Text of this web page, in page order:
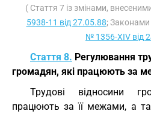
( Стаття 7 із змінами,
5938-11 від 27.05.88; Законами
№ 1356-XIV від
Стаття 8. Регулювання
громадян, які працюють за
Трудові відносини
працюють за її межами, а